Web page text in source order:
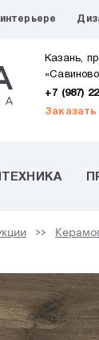
Казань,
+7 (987)